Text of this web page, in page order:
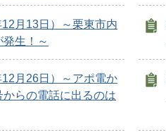
月13日）～栗東市内
生！～
月26日）～アポ電か
らの電話に出るのは